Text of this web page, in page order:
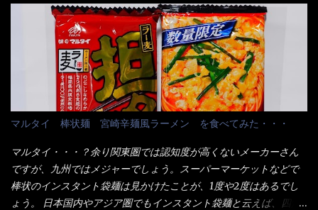
1280円と云った感じです。 で私は幾らで、メガドンキでゲットし
たかって？ それは非常に言いづらい・・・色々と各方面へ忖度し
て、激安だったとだけ申し上げましょう。 早速1袋を大釜で茹で～
ハイ、約15分ほど茹で上げた状態です。 当家には、高齢者がいる
ので少し柔らかく・・・ 茹で上がった饂飩は、お店の饂飩に比べ
＜細い＞です。 どちらかと云えば、稲庭饂飩的な太さですね。 さ
てこれを、どの様に食べるか？ 長葱無かったので、玉葱を刻んで
八王子ラーメン風月見つけうどん！ 冷やし釜あげうどん～です。
ラーメン丼に、冷水を軽く張って饂飩を盛り付け、お椀に昆布出
汁つゆと長葱に山葵です。 これでツルツル～と頂きました。 良い
じゃないか～...
当している。 まずはこれを見て欲しい！ カウンターに置かれた＜
お皿＞である。 直ぐに気づいたでしょう！ 何かキャベツが山じ
ゃないか！？ ハイ、山です。 これが標準なのです。 普通のとん
かつ屋のキャベツと比べたら、10人前ほどあるか？ 値段的には、
メイン（主流は1,000超）＋定食セット350円程と値段的には、そ
れ程では安い訳でも無いが、客足が絶えない人気店である。 そん
なメニューのなかで、リーズナブルで頂ける＜映え＞るメニュー
が＜カツカレー＞だ！ これです。 当時1,000円税込だった
が・・・今も変わらないと思うけど・・・ これが出てくると、カ
ウンター中からOH～と声が飛ぶ！ 写真は、キャベツ少なめでお願
いしています。 皿のサイズは、直径30cmほどあります。 そこに
ドカ盛のキャベツと御飯にカレーがかかっています。 カレーは辛
マルタイ 棒状麺 宮崎辛麺風ラーメン を食べてみた・・・
マルタイ・・・？余り関東圏では認知度が高くないメーカーさん
ですが、九州ではメジャーでしょう。スーパーマーケットなどで
棒状のインスタント袋麺は見かけたことが、1度や2度はあるでし
ょう。 日本国内やアジア圏でもインスタント袋麺と云えば、四角